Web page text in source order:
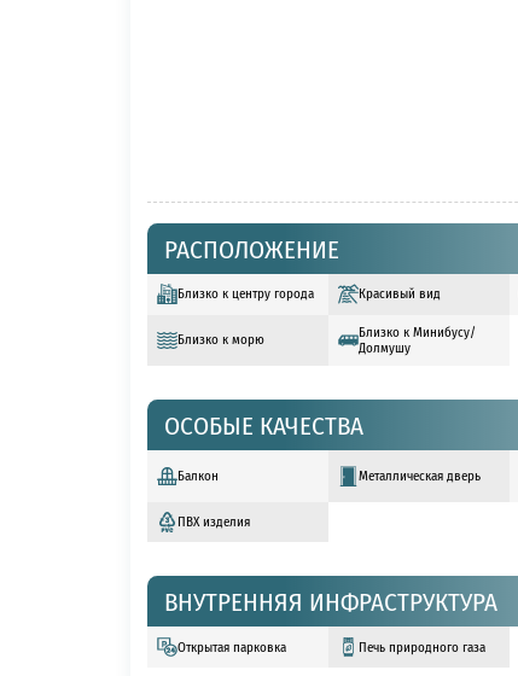
РАСПОЛОЖЕНИЕ
Близко к центру города Красивый вид
Близко к морю
Близко к Минибусу/
Долмушу
ОСОБЫЕ КАЧЕСТВА
Балкон Металлическая дверь
ПВХ изделия
ВНУТРЕННЯЯ ИНФРАСТРУКТУРА
Открытая парковка Печь природного газа